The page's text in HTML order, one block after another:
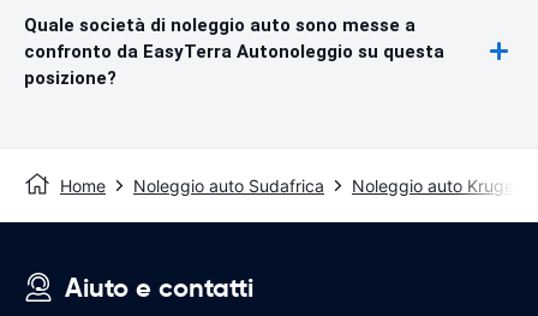
Quale società di noleggio auto sono messe a
confronto da EasyTerra Autonoleggio su questa
posizione?
Home Noleggio auto Sudafrica Noleggio auto Kruger
Aiuto e contatti